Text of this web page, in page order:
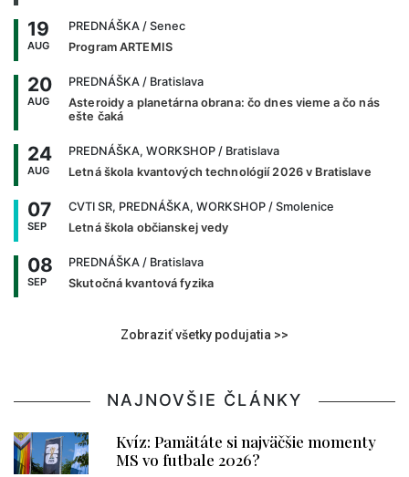
19
AUG
PREDNÁŠKA / Senec
Program ARTEMIS
20
AUG
PREDNÁŠKA / Bratislava
Asteroidy a planetárna obrana: čo dnes vieme a čo nás
ešte čaká
24
AUG
PREDNÁŠKA, WORKSHOP / Bratislava
Letná škola kvantových technológií 2026 v Bratislave
07
SEP
CVTI SR, PREDNÁŠKA, WORKSHOP / Smolenice
Letná škola občianskej vedy
08
SEP
PREDNÁŠKA / Bratislava
Skutočná kvantová fyzika
Zobraziť všetky podujatia >>
NAJNOVŠIE ČLÁNKY
Kvíz: Pamätáte si najväčšie momenty
MS vo futbale 2026?